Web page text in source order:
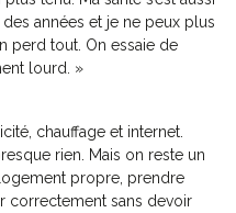
années et je ne peux plus
perd tout. On essaie de
lourd. »
chauffage et internet.
rien. Mais on reste un
propre, prendre
correctement sans devoir